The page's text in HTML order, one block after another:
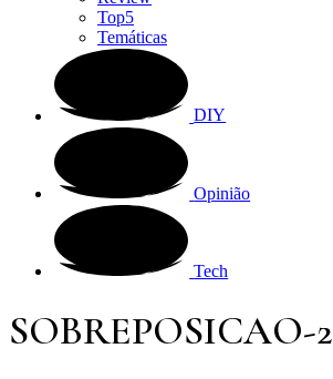
Top5
Temáticas
DIY
Opinião
Tech
SOBREPOSICAO-2